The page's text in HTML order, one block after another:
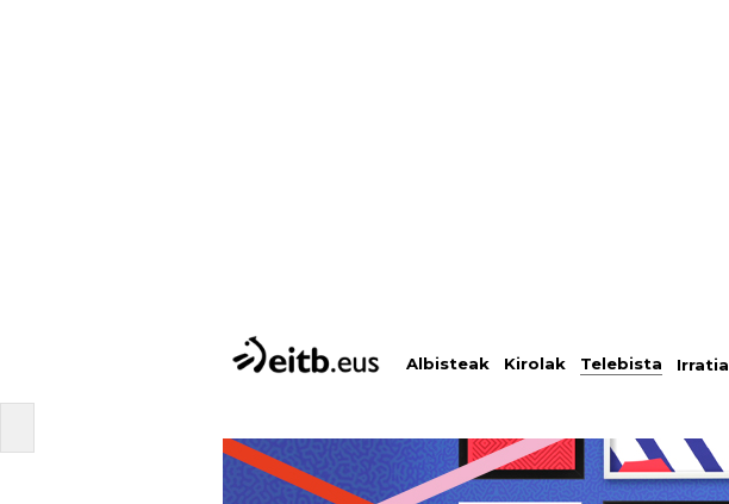
Albisteak Kirolak Telebista Irratia